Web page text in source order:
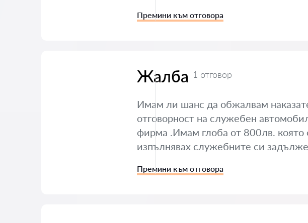
Премини към отговора
Жалба 1 отговор
Имам ли шанс да обжалвам
отговорност на служебен
фирма .Имам глоба от 800лв. която
изпълнявах служебните си
Премини към отговора